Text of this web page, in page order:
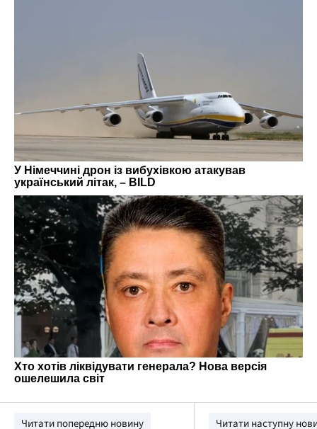
Читати попередню новину Читати наступну